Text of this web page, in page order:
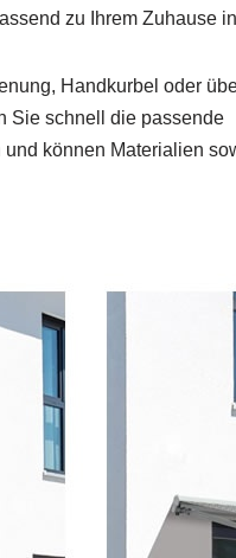
zu Ihrem Zuhause
Handkurbel oder
Sie schnell die passende
und können Materialien